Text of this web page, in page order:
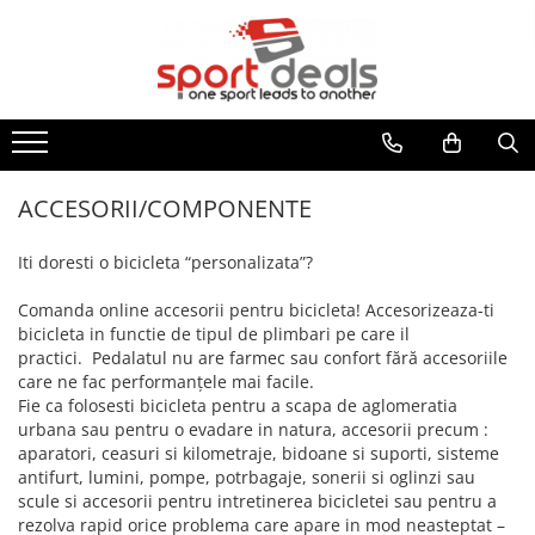
BICICLETE MOUNTAIN BIKE
BICICLETE MTB-HT
BICICLETE MTB-FS
FAT BIKE
BICICLETE BMX/DIRT
BICICLETE ORAS-TREKKING
BICICLETE PLIABILE
BICICLETE ELECTRICE
BICICLETE COPII
24" (varsta peste 10 ani)
20" (varsta 7-10 ani)
ACCESORII/COMPONENTE
ACCESORII BICICLETE
ACCESORII TELEFON
DEGRESANTI
APARATORI NOROI
CICLOCOMPUTERE/CEASURI/GPS
CRICURI
ROTI AJUTATOARE
INTRETINERE
LUMINI
POMPE
PORTBAGAJE / COSURI
ECHIPAMENT CICLISM
CASTI CICLISM
GENTI/COBURI/ BORSETE
BORSETE
RUCSACI
IMBRACAMINTE
BLUZE
INCALZITOARE
JACHETE
PANTALONI
TRICOURI
VESTE
BENZI DE ALERGARE
BICICLETE FITNESS
APARATE MULTIFUNCTIONALE
SIMULATOARE VASLIT
GANTERE/BARE/DISCURI
BARE GREUTATI
BARE TRACTIUNI
DISCURI
GANTERE
GREUTATI INCHEIETURI
KETTLEBELL
ARTICOLE INOT
ACCESORII
CASTI INOT
COSTUME DE BAIE
OCHELARI INOT
PLUTE INOT
VESTE INOT
TENIS
SPORTURI DE IARNA
TRAMBULINE
OUTDOOR
MOBILITATE URBANA
TROTINETE ELECTRICE
TROTINETE
ACCESORII TROTINETE
CAMERE TROTINETE
ROLE
ACCESORII/COMPONENTE
Iti doresti o bicicleta “personalizata”?
Comanda online accesorii pentru bicicleta! Accesorizeaza-ti
bicicleta in functie de tipul de plimbari pe care il
practici. Pedalatul nu are farmec sau confort fără accesoriile
care ne fac performanţele mai facile.
Fie ca folosesti bicicleta pentru a scapa de aglomeratia
urbana sau pentru o evadare in natura, accesorii precum :
aparatori, ceasuri si kilometraje, bidoane si suporti, sisteme
antifurt, lumini, pompe, potrbagaje, sonerii si oglinzi sau
scule si accesorii pentru intretinerea bicicletei sau pentru a
rezolva rapid orice problema care apare in mod neasteptat –